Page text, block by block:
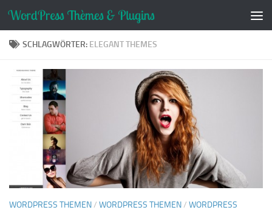
Zum Inhalt springen
SCHLAGWÖRTER: ELEGANT THEMES
WORDPRESS THEMEN/ WORDPRESS THEMEN/ WORDPRESS